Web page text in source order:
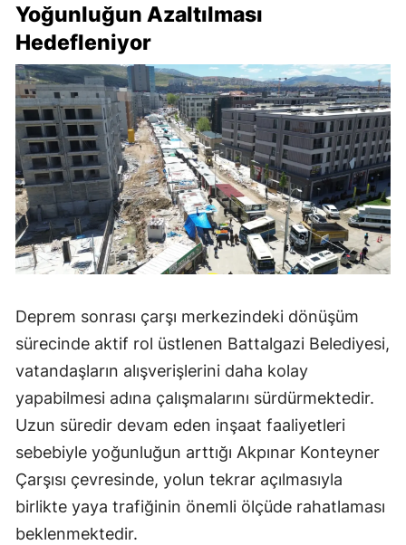
Yoğunluğun Azaltılması
Hedefleniyor
Deprem sonrası çarşı merkezindeki dönüşüm
sürecinde aktif rol üstlenen Battalgazi Belediyesi,
vatandaşların alışverişlerini daha kolay
yapabilmesi adına çalışmalarını sürdürmektedir.
Uzun süredir devam eden inşaat faaliyetleri
sebebiyle yoğunluğun arttığı Akpınar Konteyner
Çarşısı çevresinde, yolun tekrar açılmasıyla
birlikte yaya trafiğinin önemli ölçüde rahatlaması
beklenmektedir.